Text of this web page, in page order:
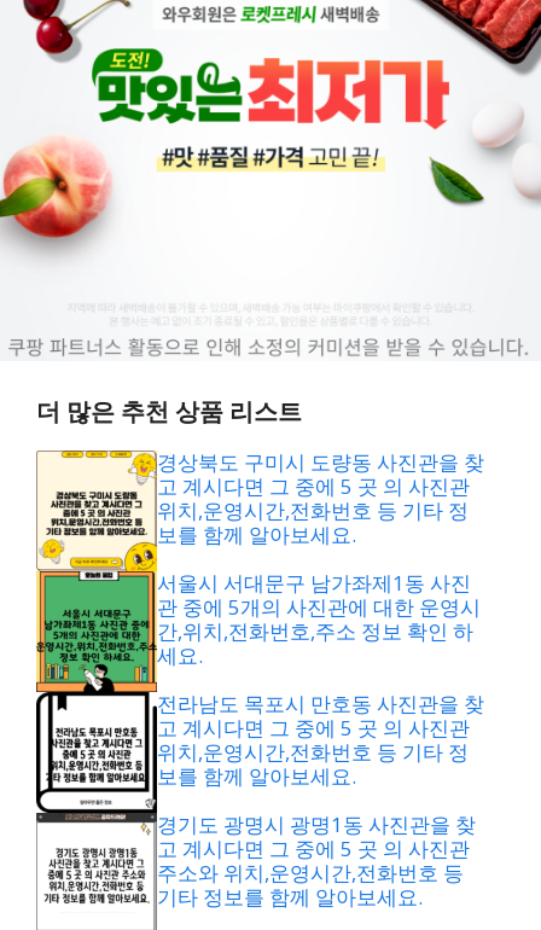
더 많은 추천 상품 리스트
경상북도 구미시 도량동 사진관을 찾
고 계시다면 그 중에 5 곳 의 사진관
위치,운영시간,전화번호 등 기타 정
보를 함께 알아보세요.
서울시 서대문구 남가좌제1동 사진
관 중에 5개의 사진관에 대한 운영시
간,위치,전화번호,주소 정보 확인 하
세요.
전라남도 목포시 만호동 사진관을 찾
고 계시다면 그 중에 5 곳 의 사진관
위치,운영시간,전화번호 등 기타 정
보를 함께 알아보세요.
경기도 광명시 광명1동 사진관을 찾
고 계시다면 그 중에 5 곳 의 사진관
주소와 위치,운영시간,전화번호 등
기타 정보를 함께 알아보세요.